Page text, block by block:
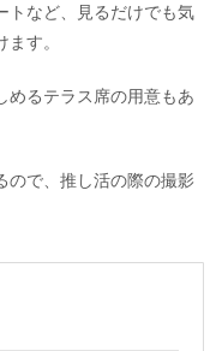
トなど、見るだけでも気
す。
めるテラス席の用意もあ
ので、推し活の際の撮影